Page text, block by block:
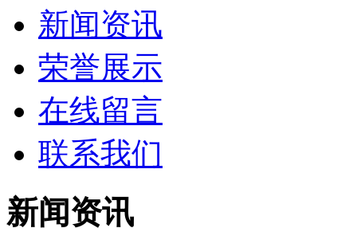
新闻资讯
荣誉展示
在线留言
联系我们
新闻资讯